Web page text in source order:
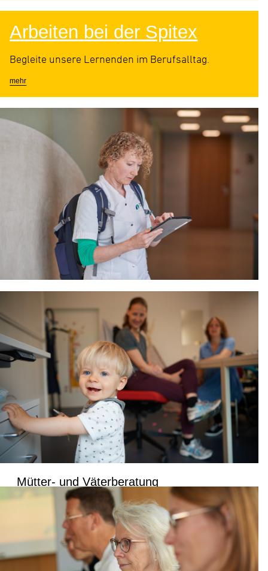
Arbeiten bei der Spitex
Begleite unsere Lernenden im Berufsalltag.
mehr
Tätigkeitsbericht 2025
Mütter- und Väterberatung